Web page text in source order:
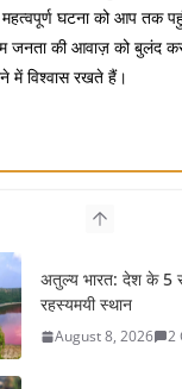
घटना को आप तक
जनता की आवाज़ को बुलंद
में विश्वास रखते हैं।
अतुल्य भारत: देश के
रहस्यमयी स्थान
August 8, 2026 2